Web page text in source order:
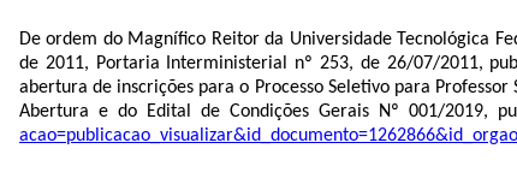
De ordem do Magnífico Reitor da Universidade Tecnológica
de 2011, Portaria Interministerial nº 253, de 26/07/2011,
abertura de inscrições para o Processo Seletivo para
Abertura e do Edital de Condições Gerais Nº 001/2019,